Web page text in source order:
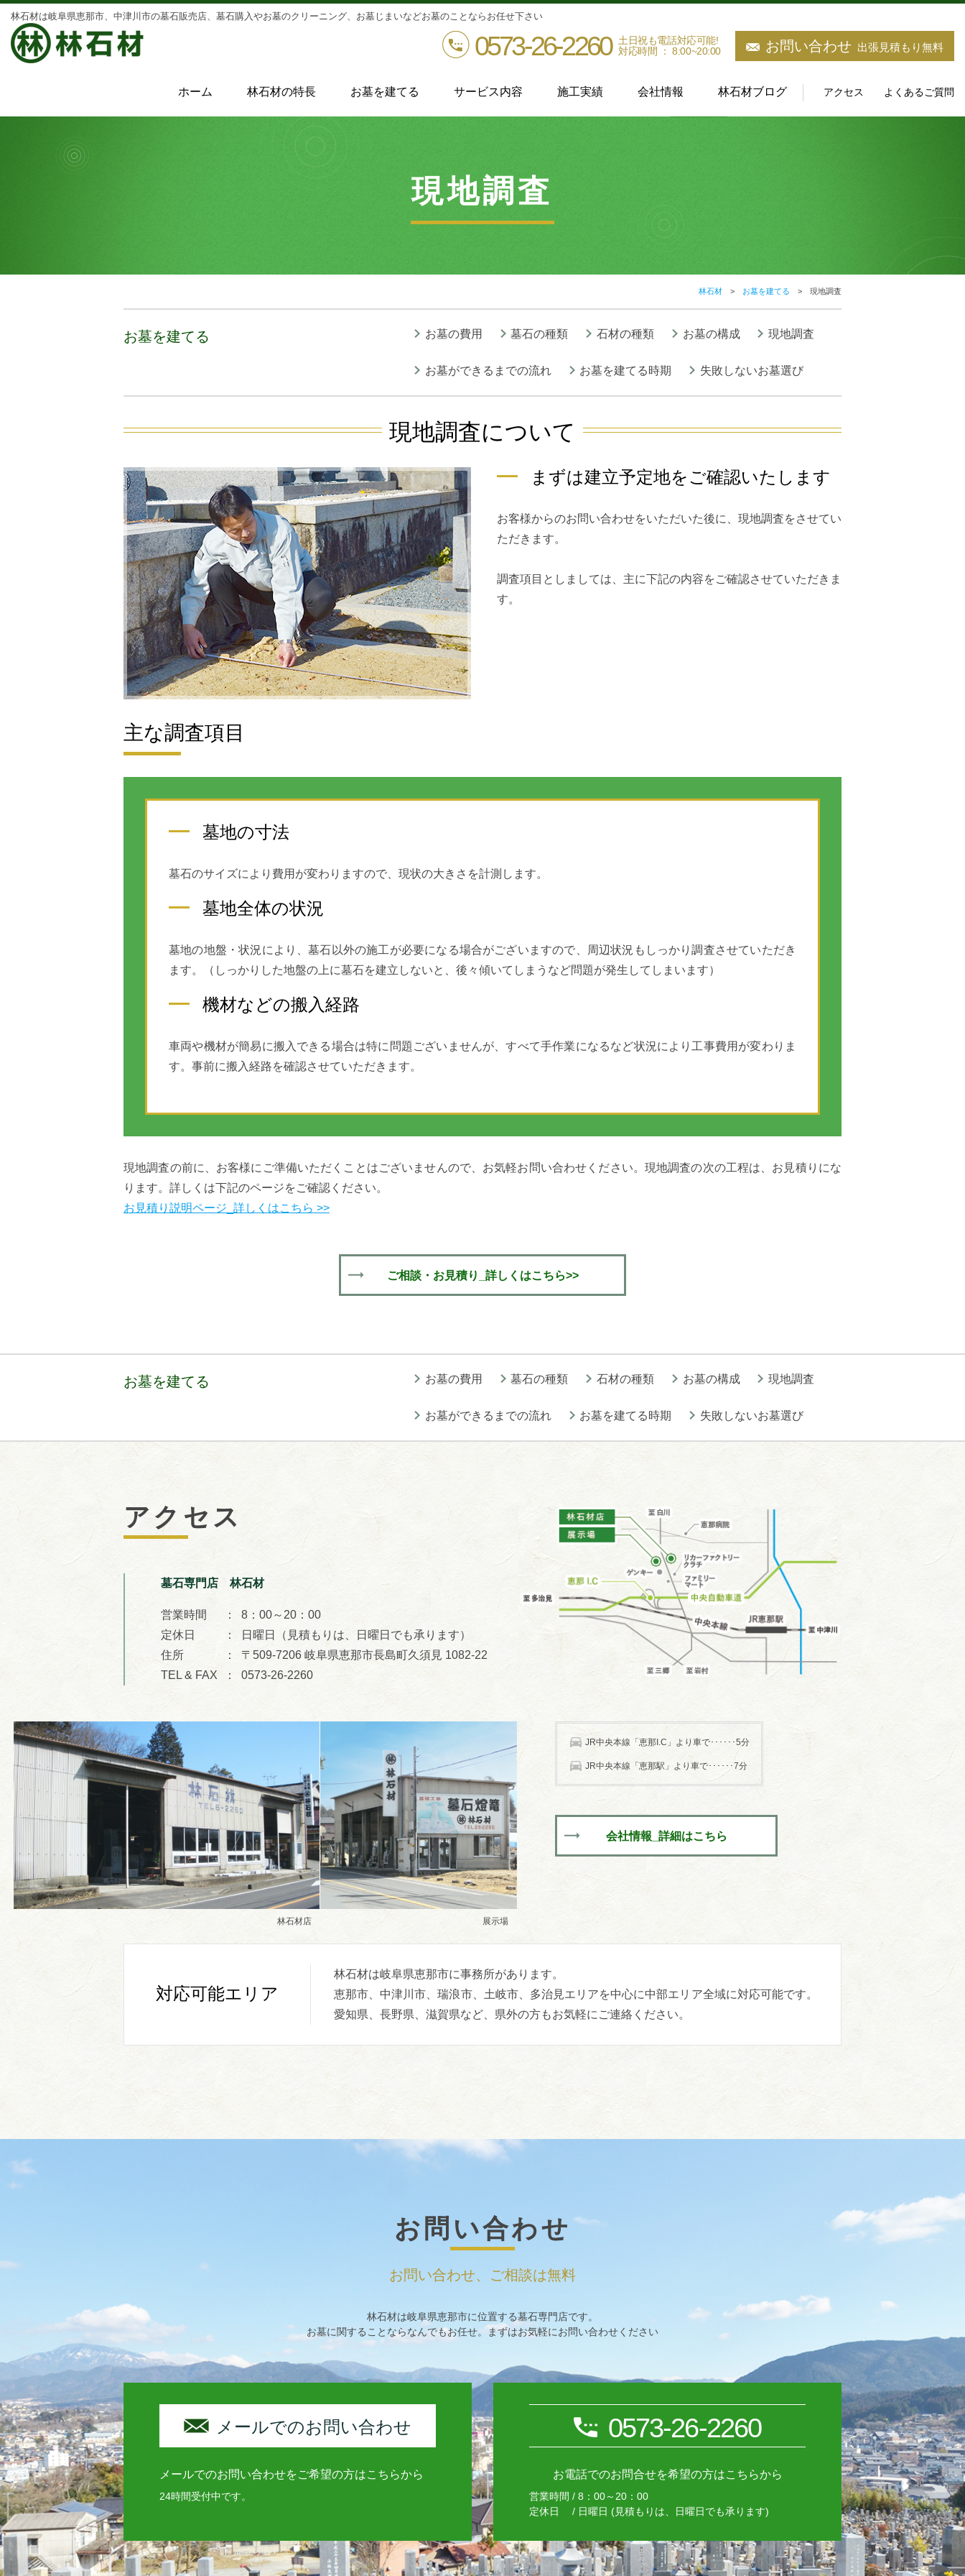
林石材は岐阜県恵那市、中津川市の墓石販売店、墓石購入やお墓のクリーニング、お墓じまいなどお墓のことならお任せ下さい
土日祝も電話対応可能!
対応時間 ： 8:00~20:00
0573-26-2260 お問い合わせ 出張見積もり無料
ホーム 林石材の特長 お墓を建てる サービス内容 施工実績 会社情報 林石材ブログ アクセス よくあるご質問
現地調査
林石材 お墓を建てる 現地調査
お墓を建てる お墓の費用 墓石の種類 石材の種類 お墓の構成 現地調査
お墓ができるまでの流れ お墓を建てる時期 失敗しないお墓選び
現地調査について
まずは建立予定地をご確認いたします
お客様からのお問い合わせをいただいた後に、現地調査をさせてい
ただきます。
調査項目としましては、主に下記の内容をご確認させていただきま
す。
主な調査項目
墓地の寸法
墓石のサイズにより費用が変わりますので、現状の大きさを計測します。
墓地全体の状況
墓地の地盤・状況により、墓石以外の施工が必要になる場合がございますので、周辺状況もしっかり調査させていただき
ます。（しっかりした地盤の上に墓石を建立しないと、後々傾いてしまうなど問題が発生してしまいます）
機材などの搬入経路
車両や機材が簡易に搬入できる場合は特に問題ございませんが、すべて手作業になるなど状況により工事費用が変わりま
す。事前に搬入経路を確認させていただきます。
現地調査の前に、お客様にご準備いただくことはございませんので、お気軽お問い合わせください。現地調査の次の工程は、お見積りにな
ります。詳しくは下記のページをご確認ください。
お見積り説明ページ_詳しくはこちら >>
ご相談・お見積り_詳しくはこちら>>
お墓を建てる お墓の費用 墓石の種類 石材の種類 お墓の構成 現地調査
お墓ができるまでの流れ お墓を建てる時期 失敗しないお墓選び
アクセス
墓石専門店 林石材
営業時間
8：00～20：00
定休日
日曜日（見積もりは、日曜日でも承ります）
住所
〒509-7206 岐阜県恵那市長島町久須見 1082-22
TEL & FAX
0573-26-2260
林石材店 展示場
JR中央本線「恵那I.C」より車で･･････5分
JR中央本線「恵那駅」より車で･･････7分
会社情報_詳細はこちら
対応可能エリア
林石材は岐阜県恵那市に事務所があります。
恵那市、中津川市、瑞浪市、土岐市、多治見エリアを中心に中部エリア全域に対応可能です。
愛知県、長野県、滋賀県など、県外の方もお気軽にご連絡ください。
お問い合わせ
お問い合わせ、ご相談は無料
林石材は岐阜県恵那市に位置する墓石専門店です。
お墓に関することならなんでもお任せ。まずはお気軽にお問い合わせください
メールでのお問い合わせ
メールでのお問い合わせをご希望の方はこちらから
24時間受付中です。
0573-26-2260
お電話でのお問合せを希望の方はこちらから
営業時間 / 8：00～20：00
定休日 / 日曜日 (見積もりは、日曜日でも承ります)